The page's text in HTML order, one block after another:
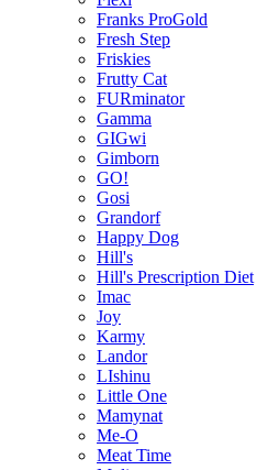
Franks ProGold
Fresh Step
Friskies
Frutty Cat
FURminator
Gamma
GIGwi
Gimborn
GO!
Gosi
Grandorf
Happy Dog
Hill's
Hill's Prescription Diet
Imac
Joy
Karmy
Landor
LIshinu
Little One
Mamynat
Me-O
Meat Time